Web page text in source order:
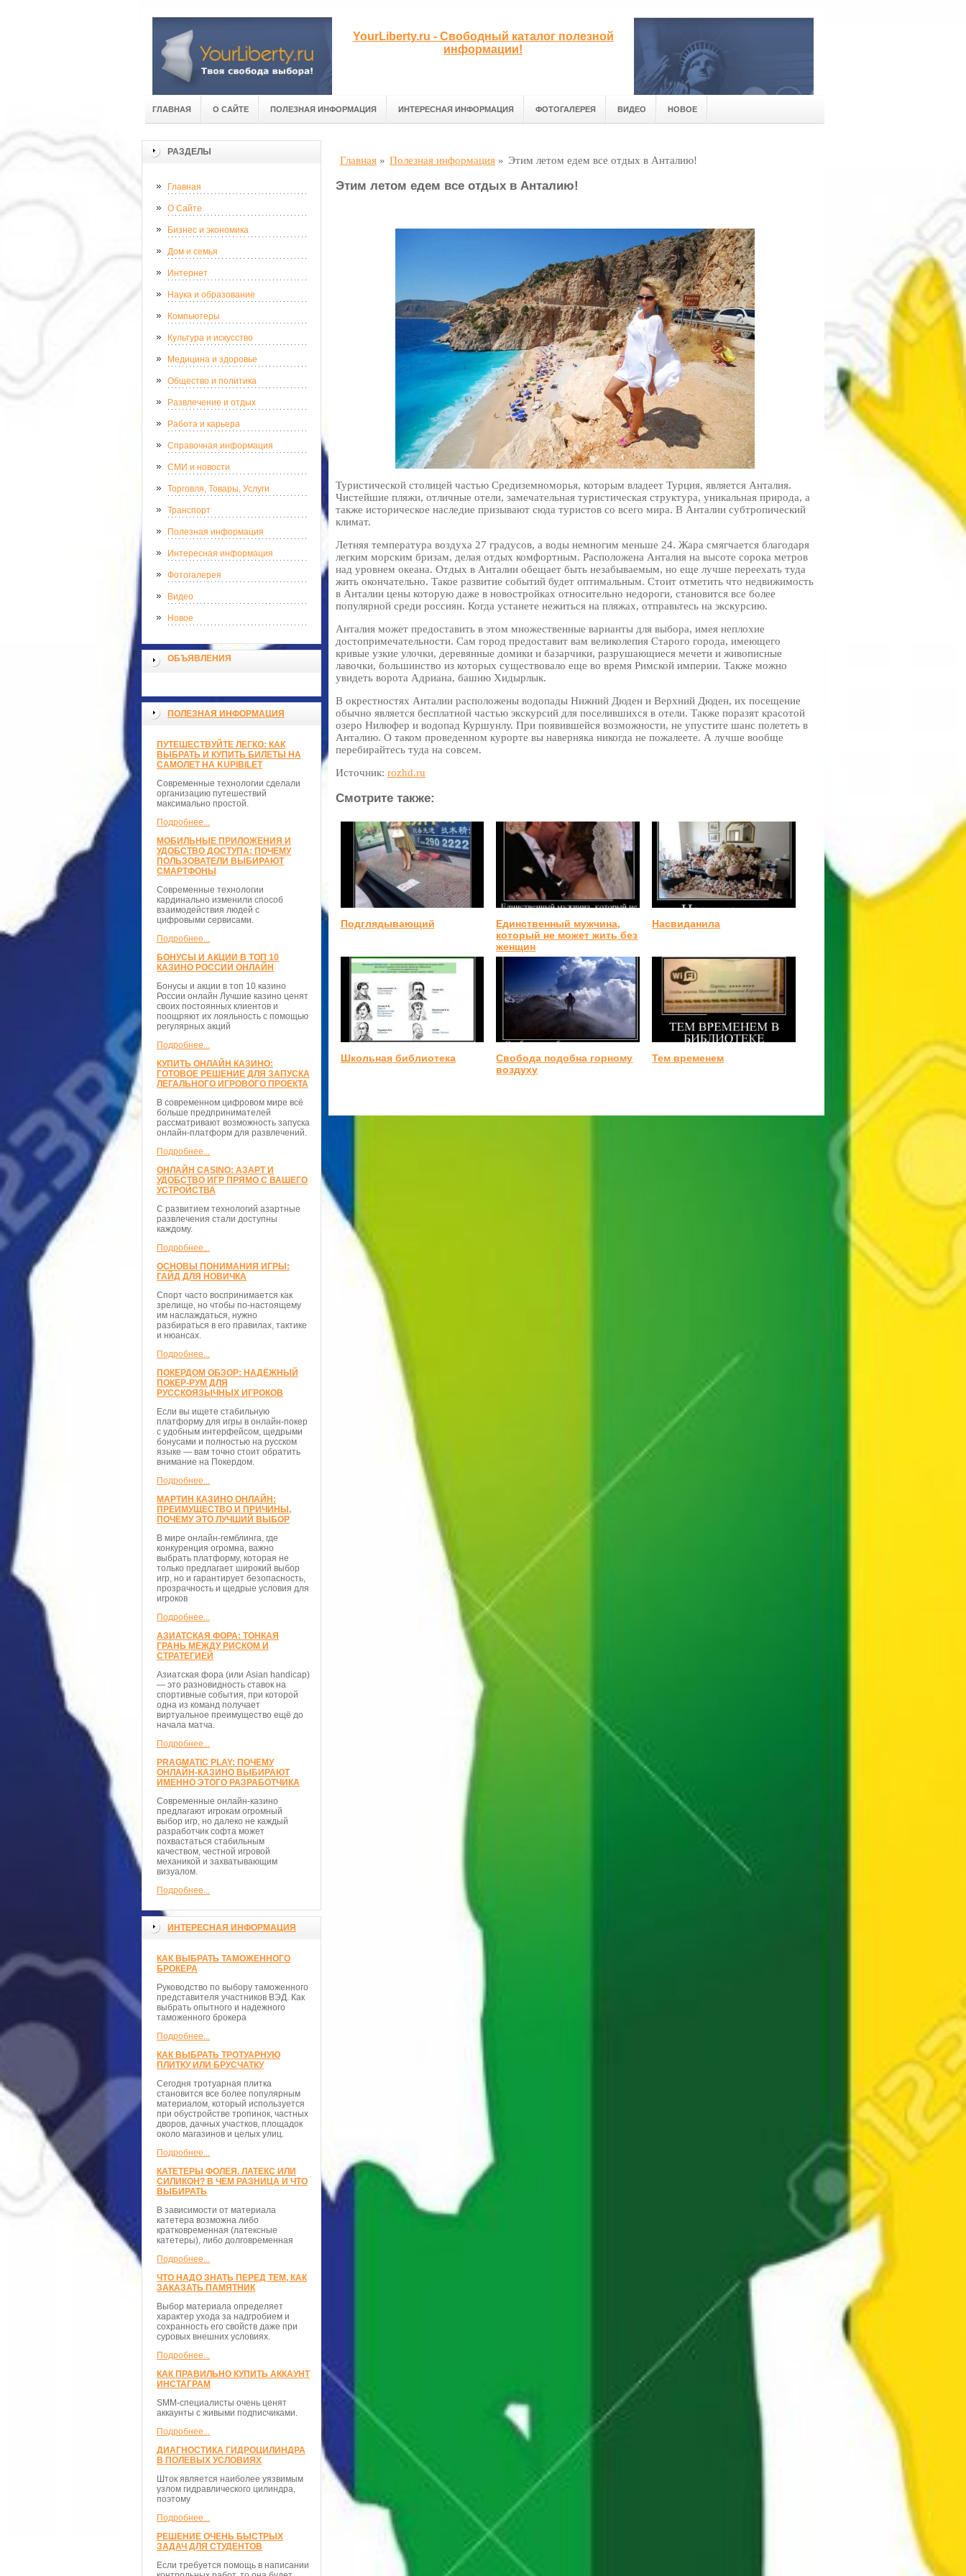
YourLiberty.ru - Свободный каталог полезной
информации!
ГЛАВНАЯ О САЙТЕ ПОЛЕЗНАЯ ИНФОРМАЦИЯ ИНТЕРЕСНАЯ ИНФОРМАЦИЯ ФОТОГАЛЕРЕЯ ВИДЕО НОВОЕ
РАЗДЕЛЫ
Главная
О Сайте
Бизнес и экономика
Дом и семья
Интернет
Наука и образование
Компьютеры
Культура и искусство
Медицина и здоровье
Общество и политика
Развлечение и отдых
Работа и карьера
Справочная информация
СМИ и новости
Торговля, Товары, Услуги
Транспорт
Полезная информация
Интересная информация
Фотогалерея
Видео
Новое
ОБЪЯВЛЕНИЯ
ПОЛЕЗНАЯ ИНФОРМАЦИЯ
ПУТЕШЕСТВУЙТЕ ЛЕГКО: КАК
ВЫБРАТЬ И КУПИТЬ БИЛЕТЫ НА
САМОЛЕТ НА KUPIBILET
Современные технологии сделали
организацию путешествий
максимально простой.
Подробнее...
МОБИЛЬНЫЕ ПРИЛОЖЕНИЯ И
УДОБСТВО ДОСТУПА: ПОЧЕМУ
ПОЛЬЗОВАТЕЛИ ВЫБИРАЮТ
СМАРТФОНЫ
Современные технологии
кардинально изменили способ
взаимодействия людей с
цифровыми сервисами.
Подробнее...
БОНУСЫ И АКЦИИ В ТОП 10
КАЗИНО РОССИИ ОНЛАЙН
Бонусы и акции в топ 10 казино
России онлайн Лучшие казино ценят
своих постоянных клиентов и
поощряют их лояльность с помощью
регулярных акций
Подробнее...
КУПИТЬ ОНЛАЙН КАЗИНО:
ГОТОВОЕ РЕШЕНИЕ ДЛЯ ЗАПУСКА
ЛЕГАЛЬНОГО ИГРОВОГО ПРОЕКТА
В современном цифровом мире всё
больше предпринимателей
рассматривают возможность запуска
онлайн-платформ для развлечений.
Подробнее...
ОНЛАЙН CASINO: АЗАРТ И
УДОБСТВО ИГР ПРЯМО С ВАШЕГО
УСТРОЙСТВА
С развитием технологий азартные
развлечения стали доступны
каждому.
Подробнее...
ОСНОВЫ ПОНИМАНИЯ ИГРЫ:
ГАЙД ДЛЯ НОВИЧКА
Спорт часто воспринимается как
зрелище, но чтобы по-настоящему
им наслаждаться, нужно
разбираться в его правилах, тактике
и нюансах.
Подробнее...
ПОКЕРДОМ ОБЗОР: НАДЁЖНЫЙ
ПОКЕР-РУМ ДЛЯ
РУССКОЯЗЫЧНЫХ ИГРОКОВ
Если вы ищете стабильную
платформу для игры в онлайн-покер
с удобным интерфейсом, щедрыми
бонусами и полностью на русском
языке — вам точно стоит обратить
внимание на Покердом.
Подробнее...
МАРТИН КАЗИНО ОНЛАЙН:
ПРЕИМУЩЕСТВО И ПРИЧИНЫ,
ПОЧЕМУ ЭТО ЛУЧШИЙ ВЫБОР
В мире онлайн-гемблинга, где
конкуренция огромна, важно
выбрать платформу, которая не
только предлагает широкий выбор
игр, но и гарантирует безопасность,
прозрачность и щедрые условия для
игроков
Подробнее...
АЗИАТСКАЯ ФОРА: ТОНКАЯ
ГРАНЬ МЕЖДУ РИСКОМ И
СТРАТЕГИЕЙ
Азиатская фора (или Asian handicap)
— это разновидность ставок на
спортивные события, при которой
одна из команд получает
виртуальное преимущество ещё до
начала матча.
Подробнее...
PRAGMATIC PLAY: ПОЧЕМУ
ОНЛАЙН-КАЗИНО ВЫБИРАЮТ
ИМЕННО ЭТОГО РАЗРАБОТЧИКА
Современные онлайн-казино
предлагают игрокам огромный
выбор игр, но далеко не каждый
разработчик софта может
похвастаться стабильным
качеством, честной игровой
механикой и захватывающим
визуалом.
Подробнее...
ИНТЕРЕСНАЯ ИНФОРМАЦИЯ
КАК ВЫБРАТЬ ТАМОЖЕННОГО
БРОКЕРА
Руководство по выбору таможенного
представителя участников ВЭД. Как
выбрать опытного и надежного
таможенного брокера
Подробнее...
КАК ВЫБРАТЬ ТРОТУАРНУЮ
ПЛИТКУ ИЛИ БРУСЧАТКУ
Сегодня тротуарная плитка
становится все более популярным
материалом, который используется
при обустройстве тропинок, частных
дворов, дачных участков, площадок
около магазинов и целых улиц.
Подробнее...
КАТЕТЕРЫ ФОЛЕЯ. ЛАТЕКС ИЛИ
СИЛИКОН? В ЧЕМ РАЗНИЦА И ЧТО
ВЫБИРАТЬ
В зависимости от материала
катетера возможна либо
кратковременная (латексные
катетеры), либо долговременная
Подробнее...
ЧТО НАДО ЗНАТЬ ПЕРЕД ТЕМ, КАК
ЗАКАЗАТЬ ПАМЯТНИК
Выбор материала определяет
характер ухода за надгробием и
сохранность его свойств даже при
суровых внешних условиях.
Подробнее...
КАК ПРАВИЛЬНО КУПИТЬ АККАУНТ
ИНСТАГРАМ
SMM-специалисты очень ценят
аккаунты с живыми подписчиками.
Подробнее...
ДИАГНОСТИКА ГИДРОЦИЛИНДРА
В ПОЛЕВЫХ УСЛОВИЯХ
Шток является наиболее уязвимым
узлом гидравлического цилиндра,
поэтому
Подробнее...
РЕШЕНИЕ ОЧЕНЬ БЫСТРЫХ
ЗАДАЧ ДЛЯ СТУДЕНТОВ
Если требуется помощь в написании
Главная » Полезная информация » Этим летом едем все отдых в Анталию!
Этим летом едем все отдых в Анталию!
Туристической столицей частью Средиземноморья, которым владеет Турция, является Анталия.
Чистейшие пляжи, отличные отели, замечательная туристическая структура, уникальная природа, а
также историческое наследие призывают сюда туристов со всего мира. В Анталии субтропический
климат.
Летняя температура воздуха 27 градусов, а воды немногим меньше 24. Жара смягчается благодаря
легким морским бризам, делая отдых комфортным. Расположена Анталия на высоте сорока метров
над уровнем океана. Отдых в Анталии обещает быть незабываемым, но еще лучше переехать туда
жить окончательно. Такое развитие событий будет оптимальным. Стоит отметить что недвижимость
в Анталии цены которую даже в новостройках относительно недороги, становится все более
популярной среди россиян. Когда устанете нежиться на пляжах, отправьтесь на экскурсию.
Анталия может предоставить в этом множественные варианты для выбора, имея неплохие
достопримечательности. Сам город предоставит вам великолепия Старого города, имеющего
кривые узкие улочки, деревянные домики и базарчики, разрушающиеся мечети и живописные
лавочки, большинство из которых существовало еще во время Римской империи. Также можно
увидеть ворота Адриана, башню Хидырлык.
В окрестностях Анталии расположены водопады Нижний Дюден и Верхний Дюден, их посещение
обычно является бесплатной частью экскурсий для поселившихся в отели. Также поразят красотой
озеро Нилюфер и водопад Куршунлу. При появившейся возможности, не упустите шанс полететь в
Анталию. О таком проведенном курорте вы наверняка никогда не пожалеете. А лучше вообще
перебирайтесь туда на совсем.
Источник: rozhd.ru
Смотрите также:
Подглядывающий
Единственный мужчина,
который не может жить без
женщин
Насвиданила
Школьная библиотека
Свобода подобна горному
воздуху
Тем временем